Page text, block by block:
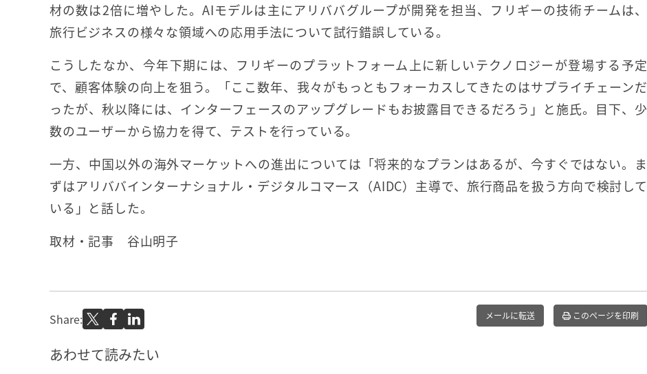
材の数は2倍に増やした。AIモデルは主にアリババグループが開発を担当、フリギーの技術チームは、
旅行ビジネスの様々な領域への応用手法について試行錯誤している。
こうしたなか、今年下期には、フリギーのプラットフォーム上に新しいテクノロジーが登場する予定
で、顧客体験の向上を狙う。「ここ数年、我々がもっともフォーカスしてきたのはサプライチェーンだ
ったが、秋以降には、インターフェースのアップグレードもお披露目できるだろう」と施氏。目下、少
数のユーザーから協力を得て、テストを行っている。
一方、中国以外の海外マーケットへの進出については「将来的なプランはあるが、今すぐではない。ま
ずはアリババインターナショナル・デジタルコマース（AIDC）主導で、旅行商品を扱う方向で検討して
いる」と話した。
取材・記事 谷山明子
Share: メールに転送 このページを印刷
あわせて読みたい